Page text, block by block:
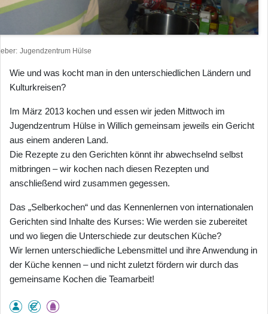
Jugendzentrum Hülse
Wie und was kocht man in den unterschiedlichen Ländern und
Kulturkreisen?
Im März 2013 kochen und essen wir jeden Mittwoch im
Jugendzentrum Hülse in Willich gemeinsam jeweils ein Gericht
aus einem anderen Land.
Die Rezepte zu den Gerichten könnt ihr abwechselnd selbst
mitbringen – wir kochen nach diesen Rezepten und
anschließend wird zusammen gegessen.
Das „Selberkochen“ und das Kennenlernen von internationalen
Gerichten sind Inhalte des Kurses: Wie werden sie zubereitet
und wo liegen die Unterschiede zur deutschen Küche?
Wir lernen unterschiedliche Lebensmittel und ihre Anwendung in
der Küche kennen – und nicht zuletzt fördern wir durch das
gemeinsame Kochen die Teamarbeit!